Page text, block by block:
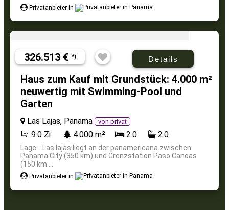
Privatanbieter in
326.513 € *) Details
Haus zum Kauf mit Grundstück: 4.000 m²
neuwertig mit Swimming-Pool und
Garten
Las Lajas, Panama von privat
9.0 Zi 4.000 m² 2.0 2.0
Lage: Las lajas liegt an der panamericana zwischen
Panama City (350 km) und Grenzstation Paso Canoas
(150 km ...
Privatanbieter in